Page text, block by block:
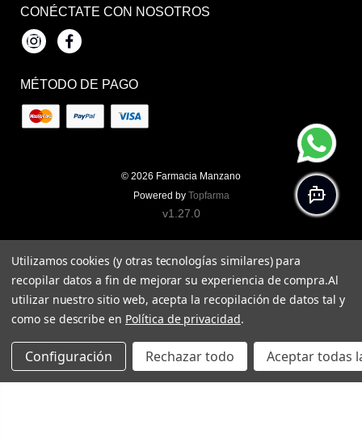
CONÉCTATE CON NOSOTROS
InstagramFacebook
MÉTODO DE PAGO
© 2026 Farmacia Manzano
Powered by Topfarma
v1.27.0
Utilizamos cookies (y otras tecnologías similares) para
recopilar datos a fin de mejorar su experiencia de compra.Al
utilizar nuestro sitio web, acepta la recopilación de datos tal y
como se describe en Política de privacidad.
Configuración Rechazar todo Aceptar todas